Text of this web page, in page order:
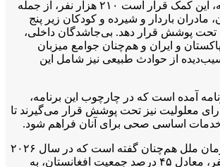
براساس این خبرنامه، این کمک قرار است ۲۱۰ هزار نفر، از جمله
مادران باردار و شیرده و کودکان زیر پنج
تحت پوشش قرار دهد. بی‌جاشدگان داخلی،
و ایران و هم‌چنان جوامع میزبان
از حوادث طبیعی نیز شامل این
آمده است که در چارچوب این برنامه،
فرد دارای معلولیت نیز تحت پوشش قرار می‌گیرند تا
اساسی صحی برای آنان فراهم شود.
صندوق جمعیت سازمان ملل هم‌چنان گفته است که در سال ۲۰۲۶
حدود ۲۱٫۹ میلیون نفر، معادل ۴۵ درصد جمعیت افغانستان، به